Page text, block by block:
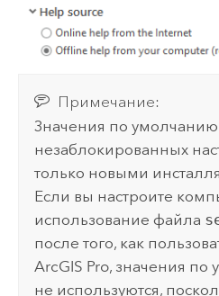
Примечание:
Значения по
незаблокированных
только новыми
Если вы настроите
использование файла
после того, как
ArcGIS Pro, значения по
не используются,